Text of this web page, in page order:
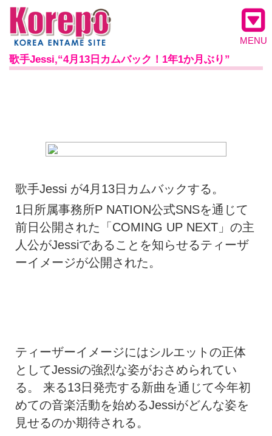
MENU
歌手Jessi,“4月13日カムバック！1年1か月ぶり”
歌手Jessi が4月13日カムバックする。
1日所属事務所P NATION公式SNSを通じて
前日公開された「COMING UP NEXT」の主
人公がJessiであることを知らせるティーザ
ーイメージが公開された。
ティーザーイメージにはシルエットの正体
としてJessiの強烈な姿がおさめられてい
る。 来る13日発売する新曲を通じて今年初
めての音楽活動を始めるJessiがどんな姿を
見せるのか期待される。